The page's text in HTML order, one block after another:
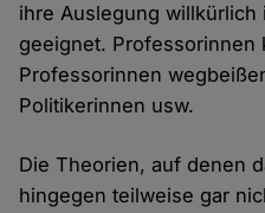
ihre Auslegung
geeignet. Professorinnen
Professorinnen
Politikerinnen usw.
Die Theorien, auf denen
hingegen teilweise gar